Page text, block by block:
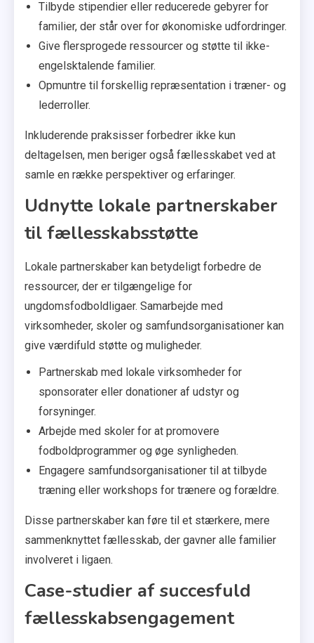
Tilbyde stipendier eller reducerede gebyrer for
familier, der står over for økonomiske udfordringer.
Give flersprogede ressourcer og støtte til ikke-
engelsktalende familier.
Opmuntre til forskellig repræsentation i træner- og
lederroller.
Inkluderende praksisser forbedrer ikke kun
deltagelsen, men beriger også fællesskabet ved at
samle en række perspektiver og erfaringer.
Udnytte lokale partnerskaber
til fællesskabsstøtte
Lokale partnerskaber kan betydeligt forbedre de
ressourcer, der er tilgængelige for
ungdomsfodboldligaer. Samarbejde med
virksomheder, skoler og samfundsorganisationer kan
give værdifuld støtte og muligheder.
Partnerskab med lokale virksomheder for
sponsorater eller donationer af udstyr og
forsyninger.
Arbejde med skoler for at promovere
fodboldprogrammer og øge synligheden.
Engagere samfundsorganisationer til at tilbyde
træning eller workshops for trænere og forældre.
Disse partnerskaber kan føre til et stærkere, mere
sammenknyttet fællesskab, der gavner alle familier
involveret i ligaen.
Case-studier af succesfuld
fællesskabsengagement